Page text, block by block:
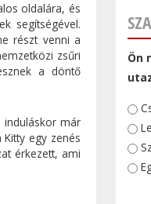
oldalára, és
segítségével.
részt venni a
zsűri
a döntő
induláskor már
egy zenés
érkezett, ami
Ön